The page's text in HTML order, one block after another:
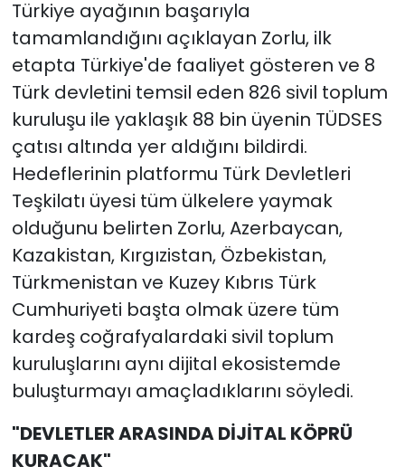
Türkiye ayağının başarıyla
tamamlandığını açıklayan Zorlu, ilk
etapta Türkiye'de faaliyet gösteren ve 8
Türk devletini temsil eden 826 sivil toplum
kuruluşu ile yaklaşık 88 bin üyenin TÜDSES
çatısı altında yer aldığını bildirdi.
Hedeflerinin platformu Türk Devletleri
Teşkilatı üyesi tüm ülkelere yaymak
olduğunu belirten Zorlu, Azerbaycan,
Kazakistan, Kırgızistan, Özbekistan,
Türkmenistan ve Kuzey Kıbrıs Türk
Cumhuriyeti başta olmak üzere tüm
kardeş coğrafyalardaki sivil toplum
kuruluşlarını aynı dijital ekosistemde
buluşturmayı amaçladıklarını söyledi.
"DEVLETLER ARASINDA DİJİTAL KÖPRÜ
KURACAK"